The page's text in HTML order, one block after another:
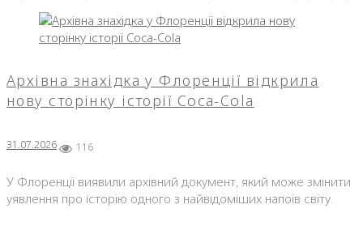
Архівна знахідка у Флоренції відкрила
нову сторінку історії Coca-Cola
31.07.2026 116
У Флоренції виявили архівний документ, який може змінити
уявлення про історію одного з найвідоміших напоїв світу.